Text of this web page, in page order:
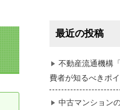
任意売却
最近の投稿
不動産流通機構
費者が知るべきポ
中古マンション